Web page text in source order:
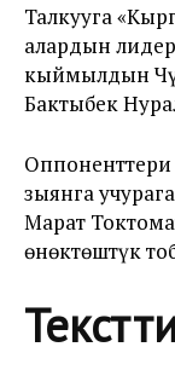
Талкууга
алардын
кыймылдын
Бактыбек
зыянга
Марат
өнөктөштүк